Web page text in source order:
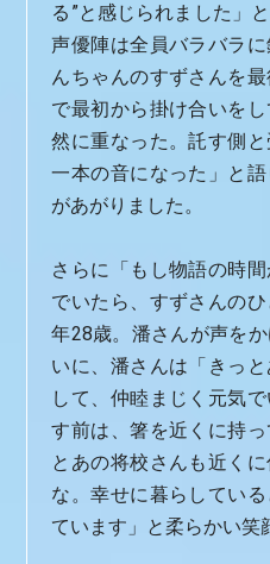
る”と感じられました」
声優陣は全員バラバラ
んちゃんのすずさんを
で最初から掛け合いを
然に重なった。託す側
一本の音になった」と
があがりました。
さらに「もし物語の時
でいたら、すずさんの
年28歳。潘さんが声を
いに、潘さんは「きっ
して、仲睦まじく元気
す前は、箸を近くに持
とあの将校さんも近く
な。幸せに暮らしてい
ています」と柔らかい笑